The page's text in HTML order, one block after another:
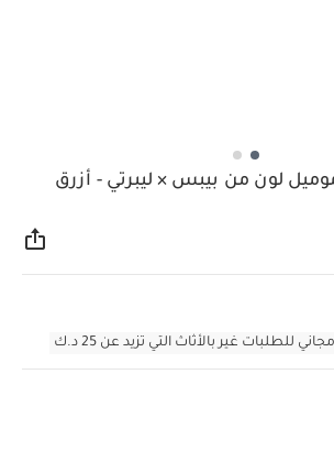
لون من بيبس × ليبرتي - أزرق
غير بالأثاث التي تزيد عن 25 د.ك